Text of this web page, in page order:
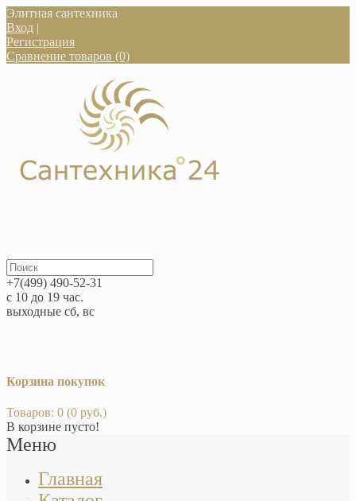
Элитная сантехника
Вход |
Регистрация
Сравнение товаров (0)
+7(499) 490-52-31
с 10 до 19 час.
выходные сб, вс
Корзина покупок
Товаров: 0 (0 руб.)
В корзине пусто!
Меню
Главная